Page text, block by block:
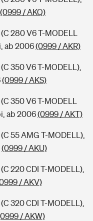
(0999 / AKQ)
280 V6 T-MODELL
ab 2006(0999 / AKR)
350 V6 T-MODELL),
(0999 / AKS)
350 V6 T-MODELL
ab 2006(0999 / AKT)
55 AMG T-MODELL),
(0999 / AKU)
220 CDI T-MODELL),
/ AKV)
320 CDI T-MODELL),
/ AKW)